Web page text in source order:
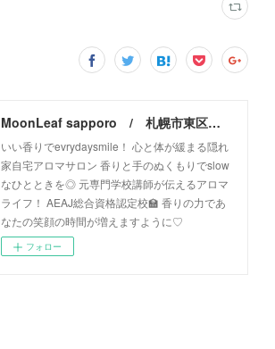
MoonLeaf sapporo / 札幌市東区の100種類以上の香りが楽しめるアロマスクール＆トリートメントサロン
いい香りでevrydaysmile！ 心と体が緩まる隠れ
家自宅アロマサロン 香りと手のぬくもりでslow
なひとときを◎ 元専門学校講師が伝えるアロマ
ライフ！ AEAJ総合資格認定校🏫 香りの力であ
なたの笑顔の時間が増えますように♡
フォロー